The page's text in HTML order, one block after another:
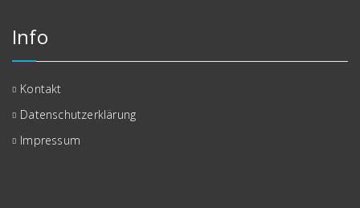
Info
Kontakt
Datenschutzerklärung
Impressum